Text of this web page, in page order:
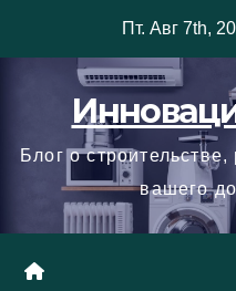
Пт. Авг 7th,
Блог о
вашего